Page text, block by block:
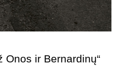
Onos ir Bernardinų“